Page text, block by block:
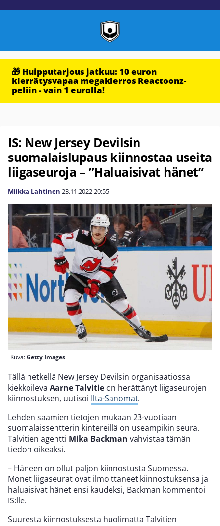
🎁 Huipputarjous jatkuu: 10 euron
kierrätysvapaa megakierros Reactoonz-
peliin - vain 1 eurolla!
IS: New Jersey Devilsin
suomalaislupaus kiinnostaa useita
liigaseuroja – ”Haluaisivat hänet”
Miikka Lahtinen 23.11.202220:55
Kuva:Getty Images
Tällä hetkellä New Jersey Devilsin organisaatiossa
kiekkoileva Aarne Talvitie on herättänyt liigaseurojen
kiinnostuksen, uutisoi Ilta-Sanomat.
Lehden saamien tietojen mukaan 23-vuotiaan
suomalaissentterin kintereillä on useampikin seura.
Talvitien agentti Mika Backman vahvistaa tämän
tiedon oikeaksi.
– Häneen on ollut paljon kiinnostusta Suomessa.
Monet liigaseurat ovat ilmoittaneet kiinnostuksensa ja
haluaisivat hänet ensi kaudeksi, Backman kommentoi
IS:lle.
Suuresta kiinnostuksesta huolimatta Talvitien